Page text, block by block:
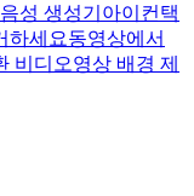
성 생성기 아이컨택
하세요동영상에서
비디오영상 배경 제